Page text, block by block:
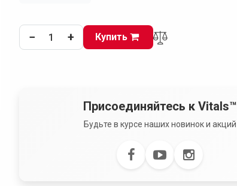
− + Купить
Присоединяйтесь к Vitals™
Будьте в курсе наших новинок и акций